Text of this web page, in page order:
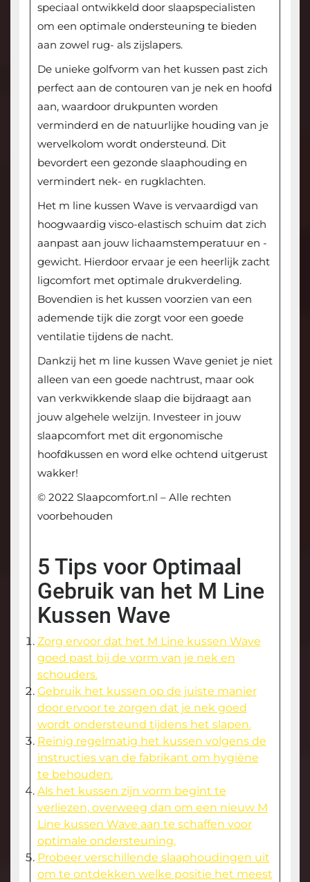
speciaal ontwikkeld door slaapspecialisten
om een optimale ondersteuning te bieden
aan zowel rug- als zijslapers.
De unieke golfvorm van het kussen past zich
perfect aan de contouren van je nek en hoofd
aan, waardoor drukpunten worden
verminderd en de natuurlijke houding van je
wervelkolom wordt ondersteund. Dit
bevordert een gezonde slaaphouding en
vermindert nek- en rugklachten.
Het m line kussen Wave is vervaardigd van
hoogwaardig visco-elastisch schuim dat zich
aanpast aan jouw lichaamstemperatuur en -
gewicht. Hierdoor ervaar je een heerlijk zacht
ligcomfort met optimale drukverdeling.
Bovendien is het kussen voorzien van een
ademende tijk die zorgt voor een goede
ventilatie tijdens de nacht.
Dankzij het m line kussen Wave geniet je niet
alleen van een goede nachtrust, maar ook
van verkwikkende slaap die bijdraagt aan
jouw algehele welzijn. Investeer in jouw
slaapcomfort met dit ergonomische
hoofdkussen en word elke ochtend uitgerust
wakker!
© 2022 Slaapcomfort.nl – Alle rechten
voorbehouden
5 Tips voor Optimaal
Gebruik van het M Line
Kussen Wave
Zorg ervoor dat het M Line kussen Wave
goed past bij de vorm van je nek en
schouders.
Gebruik het kussen op de juiste manier
door ervoor te zorgen dat je nek goed
wordt ondersteund tijdens het slapen.
Reinig regelmatig het kussen volgens de
instructies van de fabrikant om hygiëne
te behouden.
Als het kussen zijn vorm begint te
verliezen, overweeg dan om een nieuw M
Line kussen Wave aan te schaffen voor
optimale ondersteuning.
Probeer verschillende slaaphoudingen uit
om te ontdekken welke positie het meest